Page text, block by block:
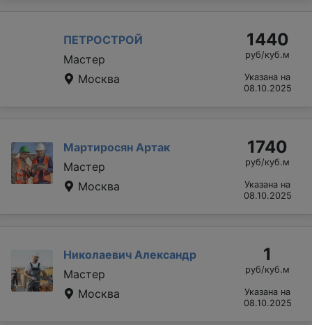
ПЕТРОСТРОЙ
Мастер
Москва
1440
руб/куб.м
Указана на
08.10.2025
Мартиросян Артак
Мастер
Москва
1740
руб/куб.м
Указана на
08.10.2025
Николаевич Александр
Мастер
Москва
1
руб/куб.м
Указана на
08.10.2025